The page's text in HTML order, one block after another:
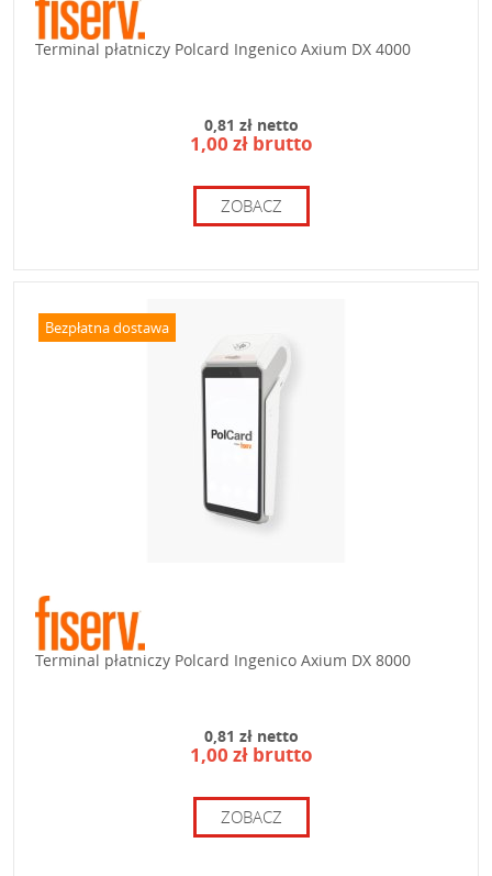
Terminal płatniczy Polcard Ingenico Axium DX 4000
0,81 zł netto
1,00 zł brutto
ZOBACZ
Bezpłatna dostawa
Terminal płatniczy Polcard Ingenico Axium DX 8000
0,81 zł netto
1,00 zł brutto
ZOBACZ